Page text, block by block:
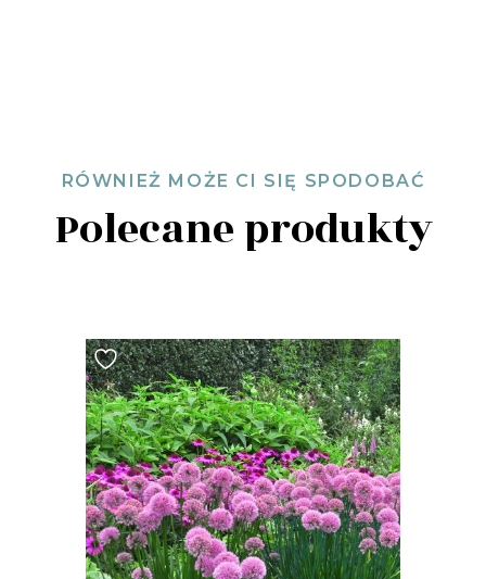
RÓWNIEŻ MOŻE CI SIĘ SPODOBAĆ
Polecane produkty